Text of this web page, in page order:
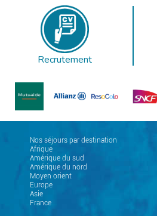
Recrutement
Nos séjours par destination
Afrique
Amérique du sud
Amérique du nord
Moyen orient
Europe
Asie
France